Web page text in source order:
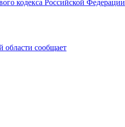
кодекса Российской Федерации
сообщает